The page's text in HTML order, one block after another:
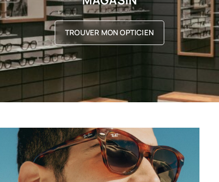
TROUVER MON OPTICIEN